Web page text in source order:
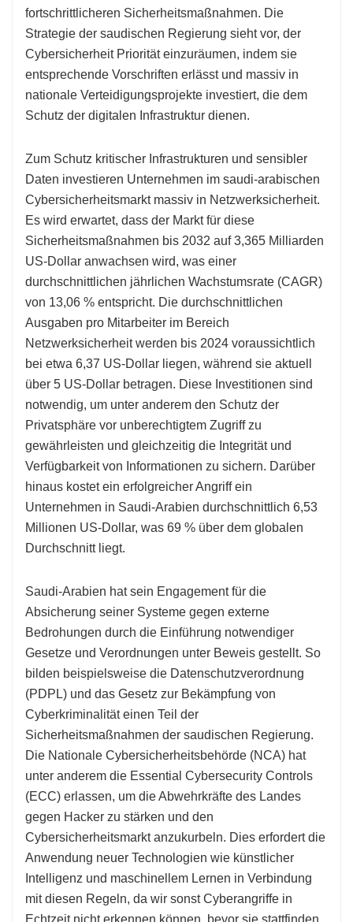
fortschrittlicheren Sicherheitsmaßnahmen. Die
Strategie der saudischen Regierung sieht vor, der
Cybersicherheit Priorität einzuräumen, indem sie
entsprechende Vorschriften erlässt und massiv in
nationale Verteidigungsprojekte investiert, die dem
Schutz der digitalen Infrastruktur dienen.
Zum Schutz kritischer Infrastrukturen und sensibler
Daten investieren Unternehmen im saudi-arabischen
Cybersicherheitsmarkt massiv in Netzwerksicherheit.
Es wird erwartet, dass der Markt für diese
Sicherheitsmaßnahmen bis 2032 auf 3,365 Milliarden
US-Dollar anwachsen wird, was einer
durchschnittlichen jährlichen Wachstumsrate (CAGR)
von 13,06 % entspricht. Die durchschnittlichen
Ausgaben pro Mitarbeiter im Bereich
Netzwerksicherheit werden bis 2024 voraussichtlich
bei etwa 6,37 US-Dollar liegen, während sie aktuell
über 5 US-Dollar betragen. Diese Investitionen sind
notwendig, um unter anderem den Schutz der
Privatsphäre vor unberechtigtem Zugriff zu
gewährleisten und gleichzeitig die Integrität und
Verfügbarkeit von Informationen zu sichern. Darüber
hinaus kostet ein erfolgreicher Angriff ein
Unternehmen in Saudi-Arabien durchschnittlich 6,53
Millionen US-Dollar, was 69 % über dem globalen
Durchschnitt liegt.
Saudi-Arabien hat sein Engagement für die
Absicherung seiner Systeme gegen externe
Bedrohungen durch die Einführung notwendiger
Gesetze und Verordnungen unter Beweis gestellt. So
bilden beispielsweise die Datenschutzverordnung
(PDPL) und das Gesetz zur Bekämpfung von
Cyberkriminalität einen Teil der
Sicherheitsmaßnahmen der saudischen Regierung.
Die Nationale Cybersicherheitsbehörde (NCA) hat
unter anderem die Essential Cybersecurity Controls
(ECC) erlassen, um die Abwehrkräfte des Landes
gegen Hacker zu stärken und den
Cybersicherheitsmarkt anzukurbeln. Dies erfordert die
Anwendung neuer Technologien wie künstlicher
Intelligenz und maschinellem Lernen in Verbindung
mit diesen Regeln, da wir sonst Cyberangriffe in
Echtzeit nicht erkennen können, bevor sie stattfinden.